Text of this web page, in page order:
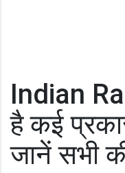
Indian
है कई
जानें सभी